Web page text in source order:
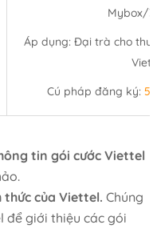
Mybox/
Áp dụng: Đại trà cho
Cú pháp đăng ký:
tin gói cước Viettel
thức của Viettel. Chúng
để giới thiệu các gói